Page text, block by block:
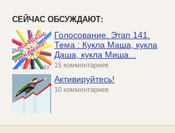
СЕЙЧАС ОБСУЖДАЮТ:
Голосование. Этап 141.
Тема : Кукла Маша, кукла
Даша, кукла Миша...
15 комментариев
Активируйтесь!
10 комментариев